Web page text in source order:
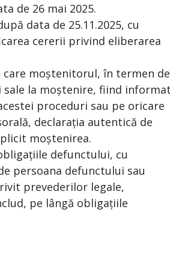
de 26 mai 2025.
data de 25.11.2025, cu
cererii privind eliberarea
care moștenitorul, în termen de
sale la moștenire, fiind informat
proceduri sau pe oricare
declarația autentică de
moștenirea.
defunctului, cu
persoana defunctului sau
prevederilor legale,
pe lângă obligațiile